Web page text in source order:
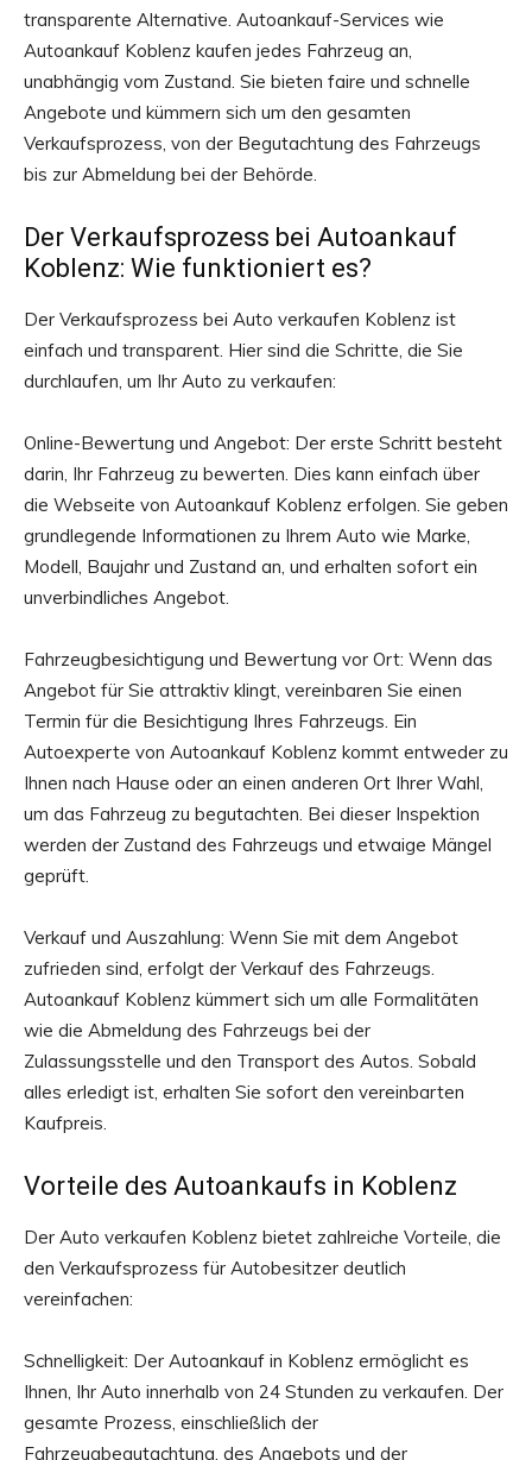
transparente Alternative. Autoankauf-Services wie
Autoankauf Koblenz kaufen jedes Fahrzeug an,
unabhängig vom Zustand. Sie bieten faire und schnelle
Angebote und kümmern sich um den gesamten
Verkaufsprozess, von der Begutachtung des Fahrzeugs
bis zur Abmeldung bei der Behörde.
Der Verkaufsprozess bei Autoankauf
Koblenz: Wie funktioniert es?
Der Verkaufsprozess bei Auto verkaufen Koblenz ist
einfach und transparent. Hier sind die Schritte, die Sie
durchlaufen, um Ihr Auto zu verkaufen:
Online-Bewertung und Angebot: Der erste Schritt besteht
darin, Ihr Fahrzeug zu bewerten. Dies kann einfach über
die Webseite von Autoankauf Koblenz erfolgen. Sie geben
grundlegende Informationen zu Ihrem Auto wie Marke,
Modell, Baujahr und Zustand an, und erhalten sofort ein
unverbindliches Angebot.
Fahrzeugbesichtigung und Bewertung vor Ort: Wenn das
Angebot für Sie attraktiv klingt, vereinbaren Sie einen
Termin für die Besichtigung Ihres Fahrzeugs. Ein
Autoexperte von Autoankauf Koblenz kommt entweder zu
Ihnen nach Hause oder an einen anderen Ort Ihrer Wahl,
um das Fahrzeug zu begutachten. Bei dieser Inspektion
werden der Zustand des Fahrzeugs und etwaige Mängel
geprüft.
Verkauf und Auszahlung: Wenn Sie mit dem Angebot
zufrieden sind, erfolgt der Verkauf des Fahrzeugs.
Autoankauf Koblenz kümmert sich um alle Formalitäten
wie die Abmeldung des Fahrzeugs bei der
Zulassungsstelle und den Transport des Autos. Sobald
alles erledigt ist, erhalten Sie sofort den vereinbarten
Kaufpreis.
Vorteile des Autoankaufs in Koblenz
Der Auto verkaufen Koblenz bietet zahlreiche Vorteile, die
den Verkaufsprozess für Autobesitzer deutlich
vereinfachen:
Schnelligkeit: Der Autoankauf in Koblenz ermöglicht es
Ihnen, Ihr Auto innerhalb von 24 Stunden zu verkaufen. Der
gesamte Prozess, einschließlich der
Fahrzeugbegutachtung, des Angebots und der